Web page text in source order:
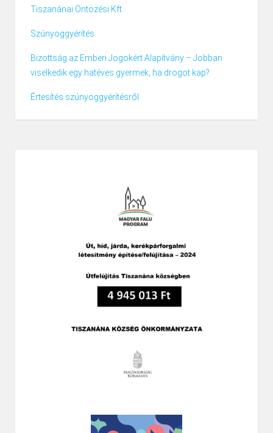
Tiszanánai Öntözési Kft.
Szúnyoggyérítés
Bizottság az Emberi Jogokért Alapítvány – Jobban
viselkedik egy hatéves gyermek, ha drogot kap?
Értesítés szúnyoggyérítésről